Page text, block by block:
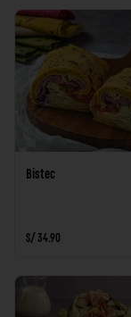
Bistec
S/ 34.90